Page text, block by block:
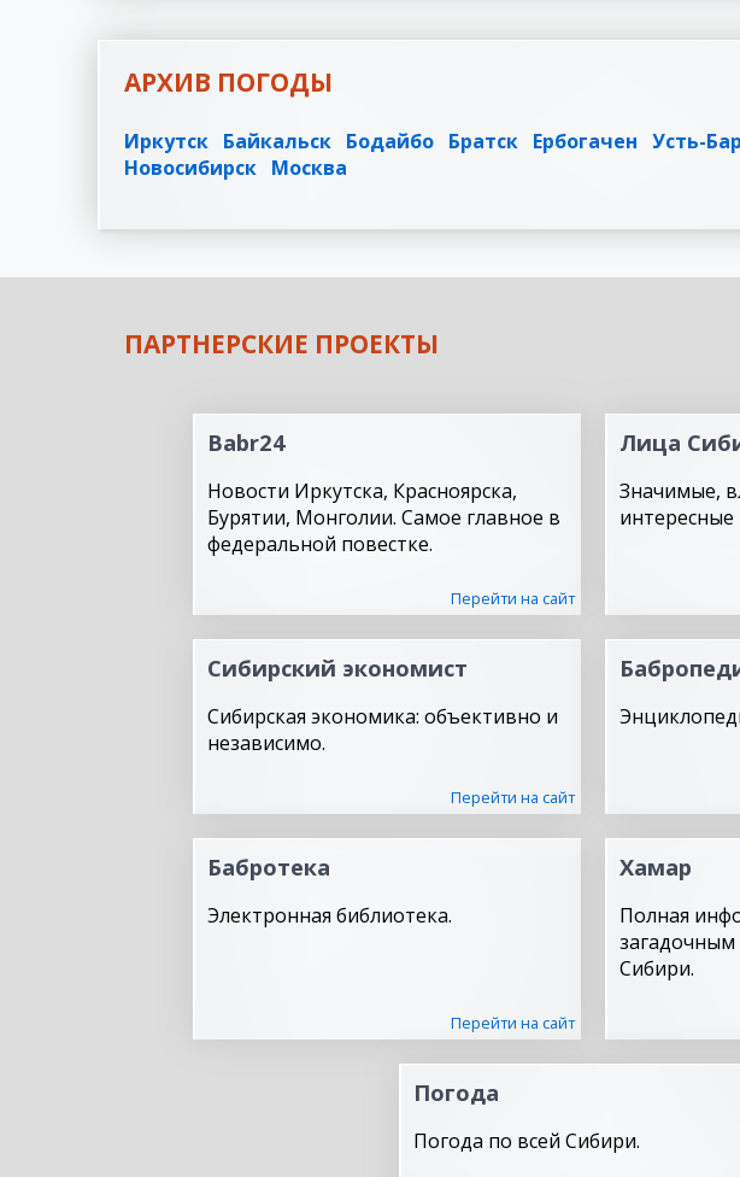
АРХИВ ПОГОДЫ
Иркутск Байкальск Бодайбо Братск Ербогачен Усть-
Новосибирск Москва
ПАРТНЕРСКИЕ ПРОЕКТЫ
Babr24
Новости Иркутска, Красноярска,
Бурятии, Монголии. Самое главное в
федеральной повестке.
Перейти на сайт
Лица
Значимые,
Сибирский экономист
Сибирская экономика: объективно и
независимо.
Перейти на сайт
Бабротека
Электронная библиотека.
Перейти на сайт
Хамар
Полная
Сибири.
Погода
Погода по всей Сибири.